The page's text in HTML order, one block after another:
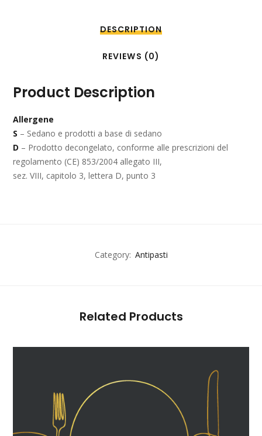
DESCRIPTION
REVIEWS (0)
Product Description
Allergene
S – Sedano e prodotti a base di sedano
D – Prodotto decongelato, conforme alle prescrizioni del
regolamento (CE) 853/2004 allegato III,
sez. VIII, capitolo 3, lettera D, punto 3
Category: Antipasti
Related Products